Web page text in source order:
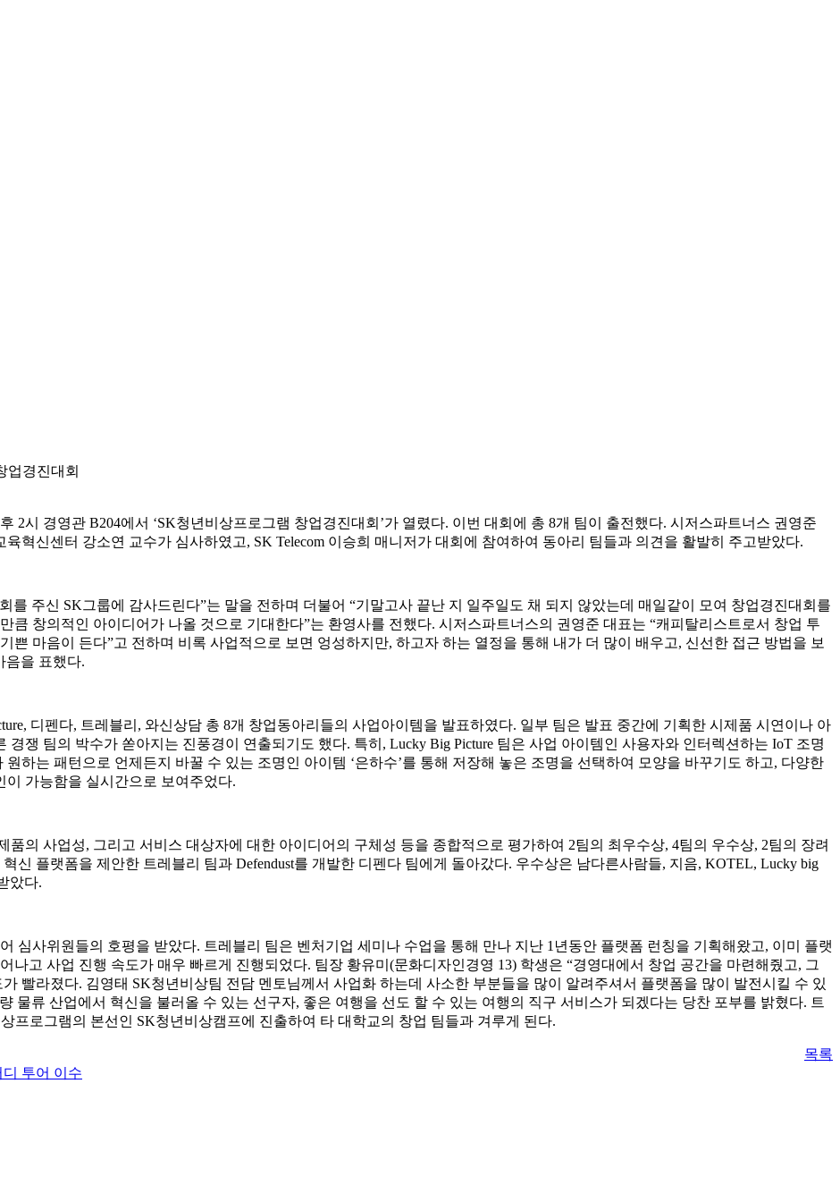
업경진대회
2시 경영관 B204에서 ‘SK청년비상프로그램 창업경진대회’가 열렸다. 이번 대회에 총 8개 팀이 출전했다. 시저스파트너스 권영준
혁신센터 강소연 교수가 심사하였고, SK Telecom 이승희 매니저가 대회에 참여하여 동아리 팀들과 의견을 활발히 주고받았다.
를 주신 SK그룹에 감사드린다”는 말을 전하며 더불어 “기말고사 끝난 지 일주일도 채 되지 않았는데 매일같이 모여 창업경진대회를
큼 창의적인 아이디어가 나올 것으로 기대한다”는 환영사를 전했다. 시저스파트너스의 권영준 대표는 “캐피탈리스트로서 창업 투
쁜 마음이 든다”고 전하며 비록 사업적으로 보면 엉성하지만, 하고자 하는 열정을 통해 내가 더 많이 배우고, 신선한 접근 방법을 보
음을 표했다.
디펜다, 트레블리, 와신상담 총 8개 창업동아리들의 사업아이템을 발표하였다. 일부 팀은 발표 중간에 기획한 시제품 시연이나 아
쟁 팀의 박수가 쏟아지는 진풍경이 연출되기도 했다. 특히, Lucky Big Picture 팀은 사업 아이템인 사용자와 인터렉션하는 IoT 조명
하는 패턴으로 언제든지 바꿀 수 있는 조명인 아이템 ‘은하수’를 통해 저장해 놓은 조명을 선택하여 모양을 바꾸기도 하고, 다양한
가능함을 실시간으로 보여주었다.
의 사업성, 그리고 서비스 대상자에 대한 아이디어의 구체성 등을 종합적으로 평가하여 2팀의 최우수상, 4팀의 우수상, 2팀의 장려
신 플랫폼을 제안한 트레블리 팀과 Defendust를 개발한 디펜다 팀에게 돌아갔다. 우수상은 남다른사람들, 지음, KOTEL, Lucky big
았다.
심사위원들의 호평을 받았다. 트레블리 팀은 벤처기업 세미나 수업을 통해 만나 지난 1년동안 플랫폼 런칭을 기획해왔고, 이미 플랫
나고 사업 진행 속도가 매우 빠르게 진행되었다. 팀장 황유미(문화디자인경영 13) 학생은 “경영대에서 창업 공간을 마련해줬고, 그
빨라졌다. 김영태 SK청년비상팀 전담 멘토님께서 사업화 하는데 사소한 부분들을 많이 알려주셔서 플랫폼을 많이 발전시킬 수 있
물류 산업에서 혁신을 불러올 수 있는 선구자, 좋은 여행을 선도 할 수 있는 여행의 직구 서비스가 되겠다는 당찬 포부를 밝혔다. 트
프로그램의 본선인 SK청년비상캠프에 진출하여 타 대학교의 창업 팀들과 겨루게 된다.
목록
투어 이수